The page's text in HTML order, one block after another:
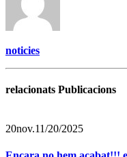
noticies
relacionats Publicacions
20nov.11/20/2025